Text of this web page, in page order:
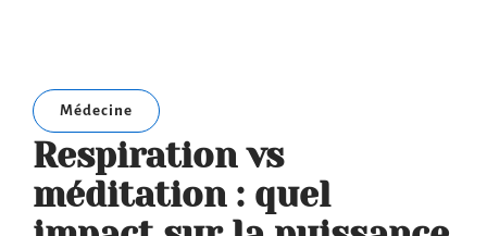
Médecine
Respiration vs
méditation : quel